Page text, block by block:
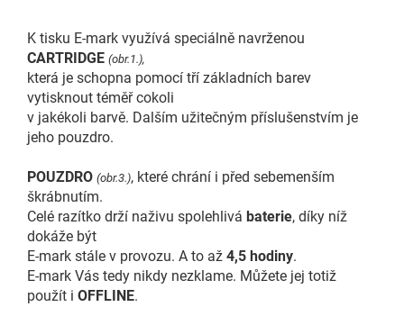
K tisku E-mark využívá speciálně navrženou
CARTRIDGE (obr.1.),
která je schopna pomocí tří základních barev
vytisknout téměř cokoli
v jakékoli barvě. Dalším užitečným příslušenstvím je
jeho pouzdro.
POUZDRO (obr.3.), které chrání i před sebemenším
škrábnutím.
Celé razítko drží naživu spolehlivá baterie, díky níž
dokáže být
E-mark stále v provozu. A to až 4,5 hodiny.
E-mark Vás tedy nikdy nezklame. Můžete jej totiž
použít i OFFLINE.